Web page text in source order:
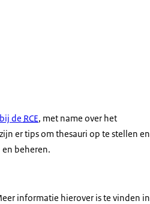
de RCE, met name over het
er tips om thesauri op te stellen en
beheren.
informatie hierover is te vinden in